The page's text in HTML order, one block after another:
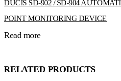
DUCIS SD-902 / SD-904
POINT MONITORING DEVICE
Read more
RELATED PRODUCTS